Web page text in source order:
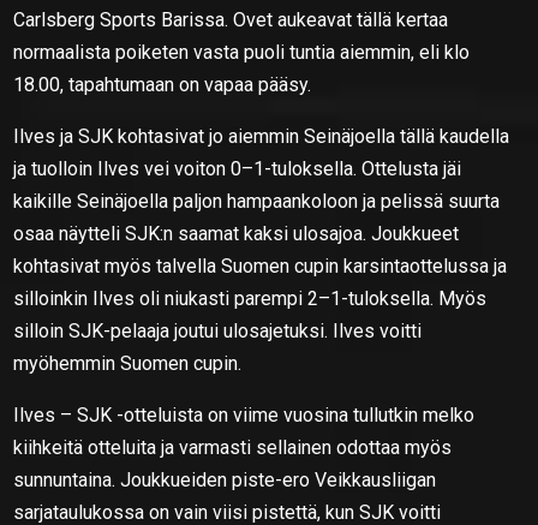
Carlsberg Sports Barissa. Ovet aukeavat tällä kertaa
normaalista poiketen vasta puoli tuntia aiemmin, eli klo
18.00, tapahtumaan on vapaa pääsy.
Ilves ja SJK kohtasivat jo aiemmin Seinäjoella tällä kaudella
ja tuolloin Ilves vei voiton 0–1-tuloksella. Ottelusta jäi
kaikille Seinäjoella paljon hampaankoloon ja pelissä suurta
osaa näytteli SJK:n saamat kaksi ulosajoa. Joukkueet
kohtasivat myös talvella Suomen cupin karsintaottelussa ja
silloinkin Ilves oli niukasti parempi 2–1-tuloksella. Myös
silloin SJK-pelaaja joutui ulosajetuksi. Ilves voitti
myöhemmin Suomen cupin.
Ilves – SJK -otteluista on viime vuosina tullutkin melko
kiihkeitä otteluita ja varmasti sellainen odottaa myös
sunnuntaina. Joukkueiden piste-ero Veikkausliigan
sarjataulukossa on vain viisi pistettä, kun SJK voitti